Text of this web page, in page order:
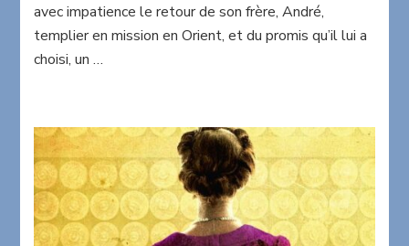
Mireille
Calmel
avec impatience le retour de son frère, André,
templier en mission en Orient, et du promis qu’il lui a
choisi, un …